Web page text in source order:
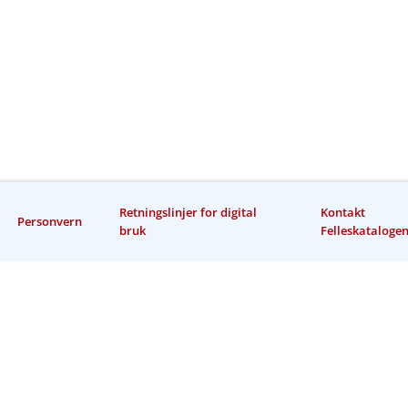
Personvern
Retningslinjer for digital
bruk
Kontakt
Felleskatalogen